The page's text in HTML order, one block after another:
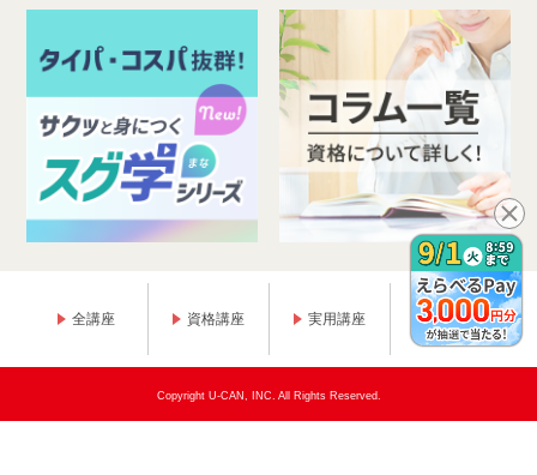
全講座 資格講座 実用講座 趣味講座
Copyright U-CAN, INC. All Rights Reserved.